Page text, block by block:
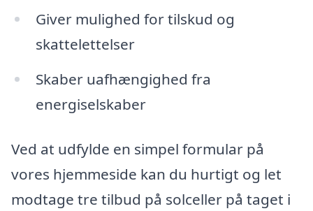
Giver mulighed for tilskud og
skattelettelser
Skaber uafhængighed fra
energiselskaber
Ved at udfylde en simpel formular på
vores hjemmeside kan du hurtigt og let
modtage tre tilbud på solceller på taget i